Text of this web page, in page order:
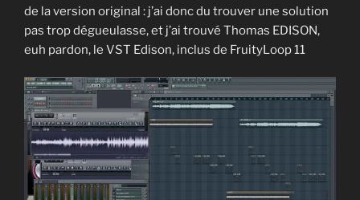
de la version original : j’ai donc du trouver une solution
pas trop dégueulasse, et j’ai trouvé Thomas EDISON,
euh pardon, le VST Edison, inclus de FruityLoop 11